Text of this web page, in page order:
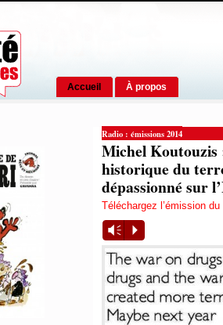
Accueil À propos
Radio : émissions 2014
Michel Koutouzis
historique du
dépassionné sur
Téléchargez l’émission
Vm P